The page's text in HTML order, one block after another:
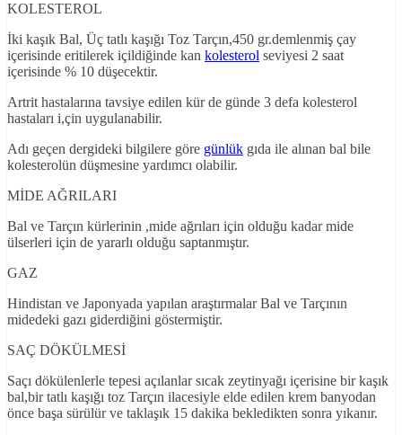
KOLESTEROL
İki kaşık Bal, Üç tatlı kaşığı Toz Tarçın,450 gr.demlenmiş çay
içerisinde eritilerek içildiğinde kan kolesterol seviyesi 2 saat
içerisinde % 10 düşecektir.
Artrit hastalarına tavsiye edilen kür de günde 3 defa kolesterol
hastaları i,çin uygulanabilir.
Adı geçen dergideki bilgilere göre günlük gıda ile alınan bal bile
kolesterolün düşmesine yardımcı olabilir.
MİDE AĞRILARI
Bal ve Tarçın kürlerinin ,mide ağrıları için olduğu kadar mide
ülserleri için de yararlı olduğu saptanmıştır.
GAZ
Hindistan ve Japonyada yapılan araştırmalar Bal ve Tarçının
midedeki gazı giderdiğini göstermiştir.
SAÇ DÖKÜLMESİ
Saçı dökülenlerle tepesi açılanlar sıcak zeytinyağı içerisine bir kaşık
bal,bir tatlı kaşığı toz Tarçın ilacesiyle elde edilen krem banyodan
önce başa sürülür ve taklaşık 15 dakika bekledikten sonra yıkanır.